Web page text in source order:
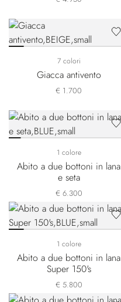
7 colori
Giacca antivento
€ 1.700
1 colore
Abito a due bottoni in lana
e seta
€ 6.300
1 colore
Abito a due bottoni in lana
Super 150's
€ 5.800